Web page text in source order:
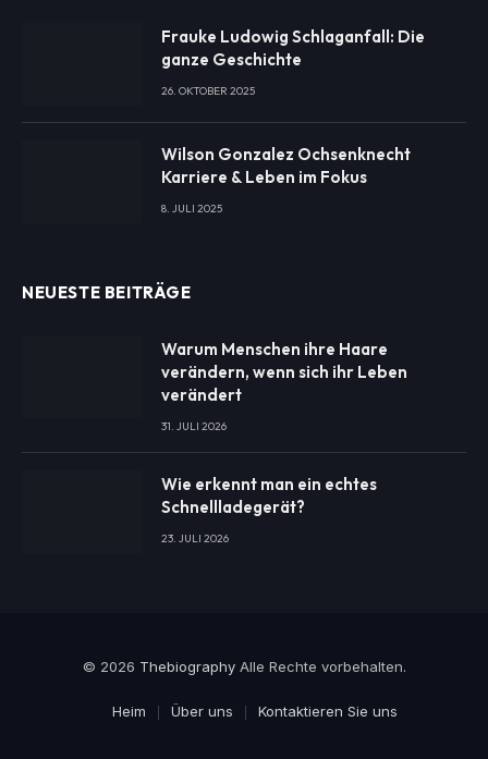
Frauke Ludowig Schlaganfall: Die
ganze Geschichte
26. OKTOBER 2025
Wilson Gonzalez Ochsenknecht
Karriere & Leben im Fokus
8. JULI 2025
NEUESTE BEITRÄGE
Warum Menschen ihre Haare
verändern, wenn sich ihr Leben
verändert
31. JULI 2026
Wie erkennt man ein echtes
Schnellladegerät?
23. JULI 2026
© 2026 ThebiographyAlle Rechte vorbehalten.
Heim Über uns Kontaktieren Sie uns